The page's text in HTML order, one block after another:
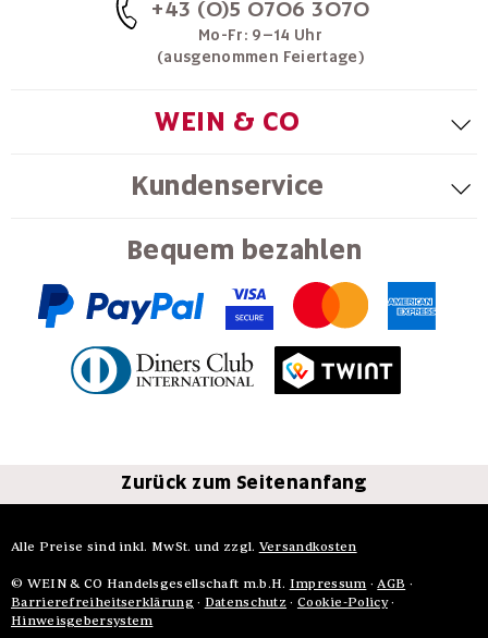
+43 (0)5 0706 3070
Mo-Fr: 9–14 Uhr
(ausgenommen Feiertage)
WEIN & CO
Kundenservice
Bequem bezahlen
Zurück zum Seitenanfang
Alle Preise sind inkl. MwSt. und zzgl. Versandkosten
© WEIN & CO Handelsgesellschaft m.b.H. Impressum · AGB ·
Barrierefreiheitserklärung · Datenschutz · Cookie-Policy·
Hinweisgebersystem